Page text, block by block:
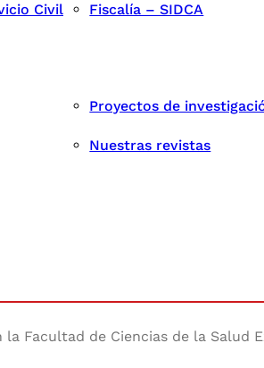
Civil Fiscalía – SIDCA
Proyectos de
Nuestras revistas
Facultad de Ciencias de la Salud